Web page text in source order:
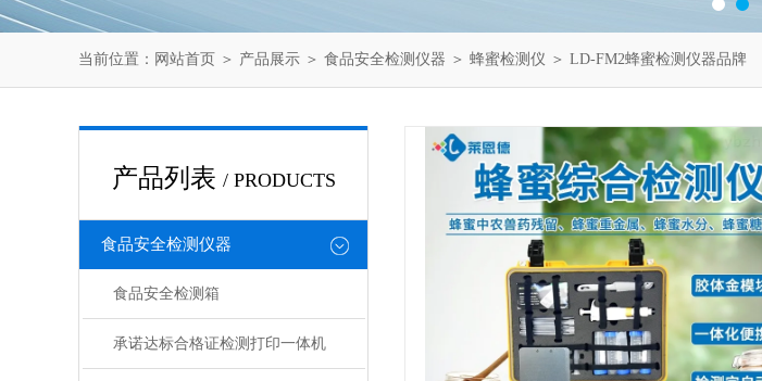
当前位置： 网站首页 ＞ 产品展示 ＞ 食品安全检测仪器 ＞ 蜂蜜检测仪 ＞ LD-FM2蜂蜜检测仪器品牌
产品列表 / PRODUCTS
食品安全检测仪器
食品安全检测箱
承诺达标合格证检测打印一体机